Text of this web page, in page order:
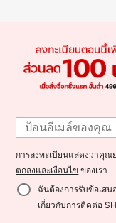
การลงทะเบียนแสดงว่าคุ
ตกลงและเงื่อนไข ของเรา
ฉันต้องการรับข้อเสน
เกี่ยวกับการติดต่อ